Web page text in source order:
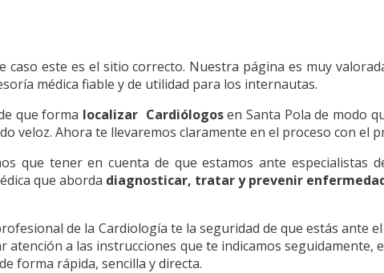
caso este es el sitio correcto. Nuestra página es muy
médica fiable y de utilidad para los internautas.
que forma localizar Cardiólogosen Santa Pola de modo
veloz. Ahora te llevaremos claramente en el proceso con el
que tener en cuenta de que estamos ante especialistas
que aborda diagnosticar, tratar y prevenir
de la Cardiología te la seguridad de que estás ante
atención a las instrucciones que te indicamos seguidamente,
de forma rápida, sencilla y directa.